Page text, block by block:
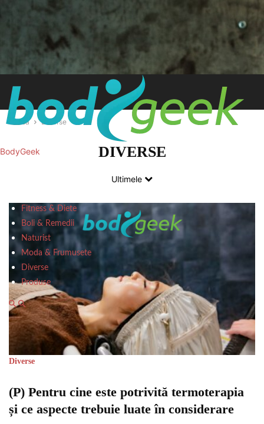
BodyGeek
Fitness & Diete
Boli & Remedii
Naturist
Moda & Frumusete
Diverse
Produse
Acasă Diverse
DIVERSE
Ultimele
Diverse
(P) Pentru cine este potrivită termoterapia
și ce aspecte trebuie luate în considerare